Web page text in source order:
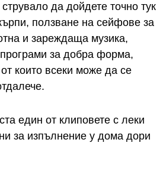
да дойдете точно тук
ползване на сейфове за
и зареждаща музика,
програми за добра форма,
които всеки може да се
един от клиповете с леки
за изпълнение у дома дори